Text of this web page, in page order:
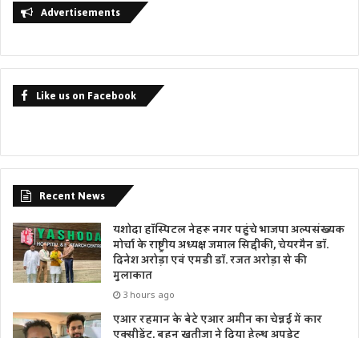
Advertisements
Like us on Facebook
Recent News
यशोदा हॉस्पिटल नेहरू नगर पहुंचे भाजपा अल्पसंख्यक
मोर्चा के राष्ट्रीय अध्यक्ष जमाल सिद्दीकी, चेयरमैन डॉ.
दिनेश अरोड़ा एवं एमडी डॉ. रजत अरोड़ा से की
मुलाकात
3 hours ago
एआर रहमान के बेटे एआर अमीन का चेन्नई में कार